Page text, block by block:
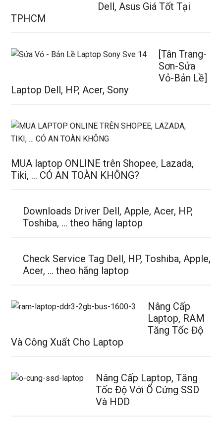
Dell, Asus Giá Tốt Tại
TPHCM
[Tân Trang-
Sơn-Sửa
Vỏ-Bản Lề]
Laptop Dell, HP, Acer, Sony
MUA laptop ONLINE trên Shopee, Lazada,
Tiki, … CÓ AN TOÀN KHÔNG?
Downloads Driver Dell, Apple, Acer, HP,
Toshiba, … theo hãng laptop
Check Service Tag Dell, HP, Toshiba, Apple,
Acer, … theo hãng laptop
Nâng Cấp
Laptop, RAM
Tăng Tốc Độ
Và Công Xuất Cho Laptop
Nâng Cấp Laptop, Tăng
Tốc Độ Với Ổ Cứng SSD
Và HDD